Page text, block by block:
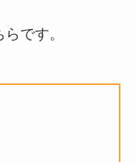
です。